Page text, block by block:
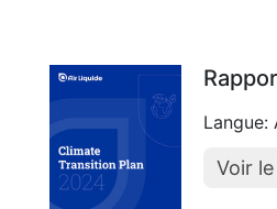
Langue:
Voir